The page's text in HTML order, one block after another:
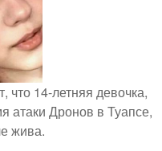
что 14-летняя девочка,
атаки Дронов в Туапсе,
жива.